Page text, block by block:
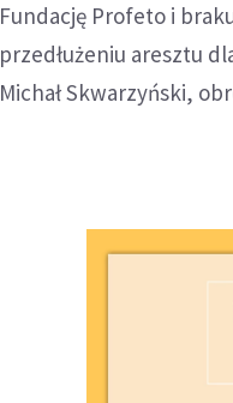
Fundację Profeto i
przedłużeniu aresztu
Michał Skwarzyński,